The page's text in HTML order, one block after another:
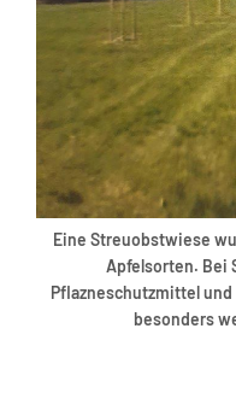
Eine Streuobstwiese
Apfelsorten. Bei
Pflazneschutzmittel
besonders